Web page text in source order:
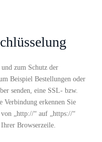
zum Schutz der
Beispiel Bestellungen oder
senden, eine SSL- bzw.
Verbindung erkennen Sie
von „http://“ auf „https://“
Browserzeile.